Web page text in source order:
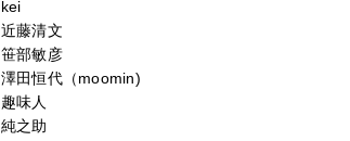
kei
近藤清文
笹部敏彦
澤田恒代（moomin)
趣味人
純之助